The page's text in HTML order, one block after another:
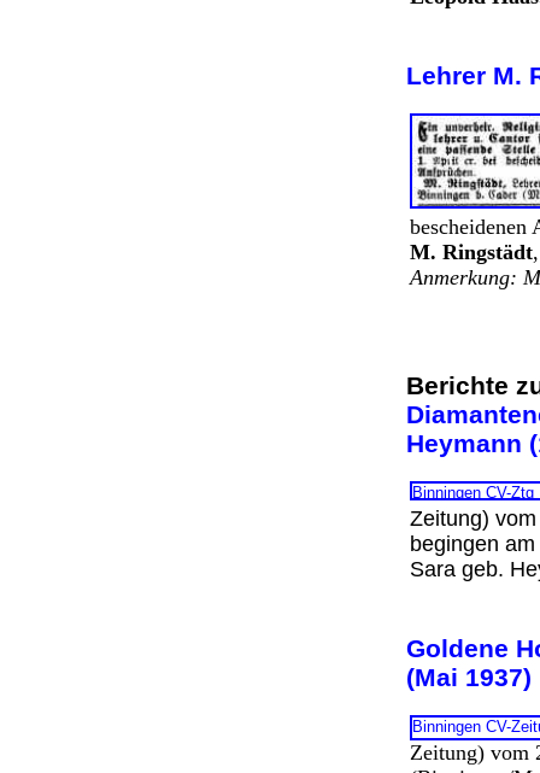
Lehrer M.
bescheidenen
M. Ringstädt
Anmerkung:
Berichte
Zeitung)
begingen
Sara geb.
Goldene
(Mai
Zeitung) vom